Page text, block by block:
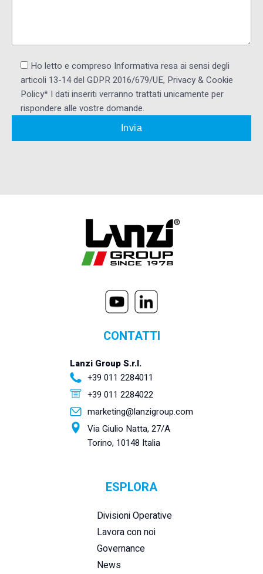
Ho letto e compreso Informativa resa ai ​sensi degli
articoli 13-14 del GDPR 2016/679/UE, Privacy & Cookie
Policy* I dati inseriti verranno trattati unicamente per
rispondere alle vostre domande.
CONTATTI
Lanzi Group S.r.l.
+39 011 2284011
+39 011 2284022
marketing@lanzigroup.com
Via Giulio Natta, 27/A
Torino, 10148 Italia
ESPLORA
Divisioni Operative
Lavora con noi
Governance
News